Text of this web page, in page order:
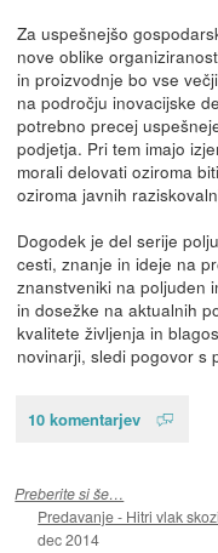
Za uspešnejšo
nove oblike
in proizvodnje bo vse
na področju inovacijske
potrebno precej
podjetja. Pri tem imajo
morali delovati oziroma
oziroma javnih
Dogodek je del serije
cesti, znanje in ideje na
znanstveniki na poljuden
in dosežke na aktualnih
kvalitete življenja in
novinarji, sledi pogovor s
10 komentarjev
Preberite si še…
Predavanje - Hitri vlak
dec 2014